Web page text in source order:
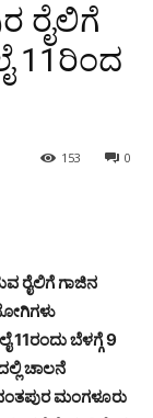
ರೈಲಿಗೆ
11ರಿಂದ
0
153
ರೈಲಿಗೆ ಗಾಜಿನ
ಬೆಳಗ್ಗೆ 9
ಚಾಲನೆ
ಮಂಗಳೂರು